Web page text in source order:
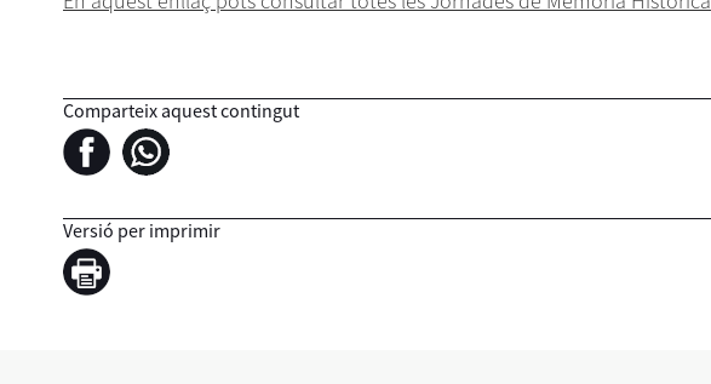
Comparteix aquest contingut
Versió per imprimir